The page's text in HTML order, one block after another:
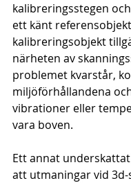
kalibreringsstegen
ett känt
kalibreringsobjekt
närheten av
problemet kvarstår,
miljöförhållandena
vibrationer eller
vara boven.
Ett annat
att utmaningar vid